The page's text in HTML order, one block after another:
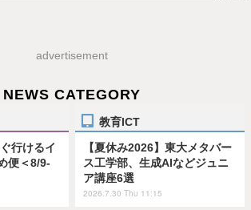
advertisement
NEWS CATEGORY
行けるイ
便＜8/9-
教育ICT
【夏休み2026】東大メタバー
ス工学部、生成AIなどジュニ
ア講座6選
2026.7.30 Thu 11:15